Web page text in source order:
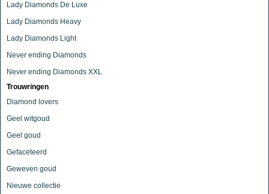
Lady Diamonds De Luxe
Lady Diamonds Heavy
Lady Diamonds Light
Never ending Diamonds
Never ending Diamonds XXL
Trouwringen
Diamond lovers
Geel witgoud
Geel goud
Gefaceteerd
Geweven goud
Nieuwe collectie